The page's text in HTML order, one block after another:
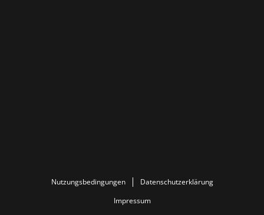
Nutzungsbedingungen
Datenschutzerklärung
Impressum